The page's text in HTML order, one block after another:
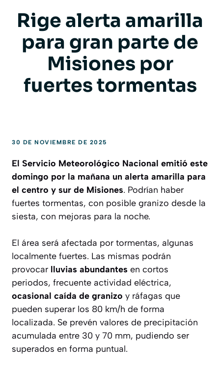
Rige alerta amarilla
para gran parte de
Misiones por
fuertes tormentas
30 DE NOVIEMBRE DE 2025
El Servicio Meteorológico Nacional emitió este
domingo por la mañana un alerta amarilla para
el centro y sur de Misiones. Podrían haber
fuertes tormentas, con posible granizo desde la
siesta, con mejoras para la noche.
El área será afectada por tormentas, algunas
localmente fuertes. Las mismas podrán
provocar lluvias abundantes en cortos
periodos, frecuente actividad eléctrica,
ocasional caída de granizo y ráfagas que
pueden superar los 80 km/h de forma
localizada. Se prevén valores de precipitación
acumulada entre 30 y 70 mm, pudiendo ser
superados en forma puntual.